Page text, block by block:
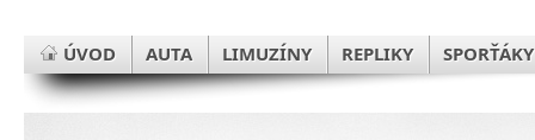
ÚVOD AUTA LIMUZÍNY REPLIKY SPORŤÁKY